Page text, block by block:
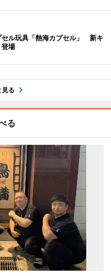
セル玩具「熱海カプセル」 新キ
登場
見る
る